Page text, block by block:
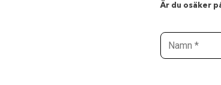
Är du osäker